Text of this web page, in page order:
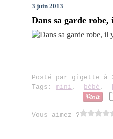
3 juin 2013
Dans sa garde
Posté par gigette à
Tags: mini , bébé ,
Vous aimez ?